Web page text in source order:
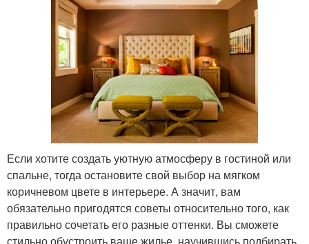
Если хотите создать уютную атмосферу в гостиной или
спальне, тогда остановите свой выбор на мягком
коричневом цвете в интерьере. А значит, вам
обязательно пригодятся советы относительно того, как
правильно сочетать его разные оттенки. Вы сможете